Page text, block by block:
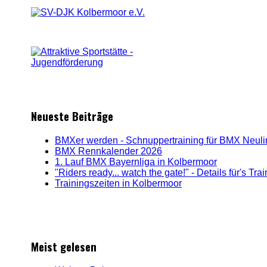
Neueste Beiträge
BMXer werden - Schnuppertraining für BMX
BMX Rennkalender 2026
1. Lauf BMX Bayernliga in Kolbermoor
"Riders ready... watch the gate!" - Details für's
Trainingszeiten in Kolbermoor
Meist gelesen